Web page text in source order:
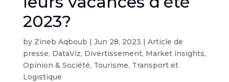
2023?
by Zineb Aqboub | Jun 28, 2023 | Article de
presse, DataViz, Divertissement, Market insights,
Opinion & Société, Tourisme, Transport et
Logistique